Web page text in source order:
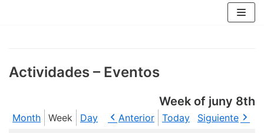
Actividades – Eventos
Week of juny 8th
Month Week Day Anterior Today Siguiente